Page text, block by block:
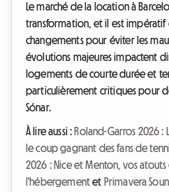
Le marché de la location à
transformation, et il est
changements pour éviter les
évolutions majeures impactent
logements de courte durée et
particulièrement critiques pour
Sónar.
À lire aussi : Roland-Garros 2026 :
le coup gagnant des fans de
2026 : Nice et Menton, vos
l'hébergementet Primavera